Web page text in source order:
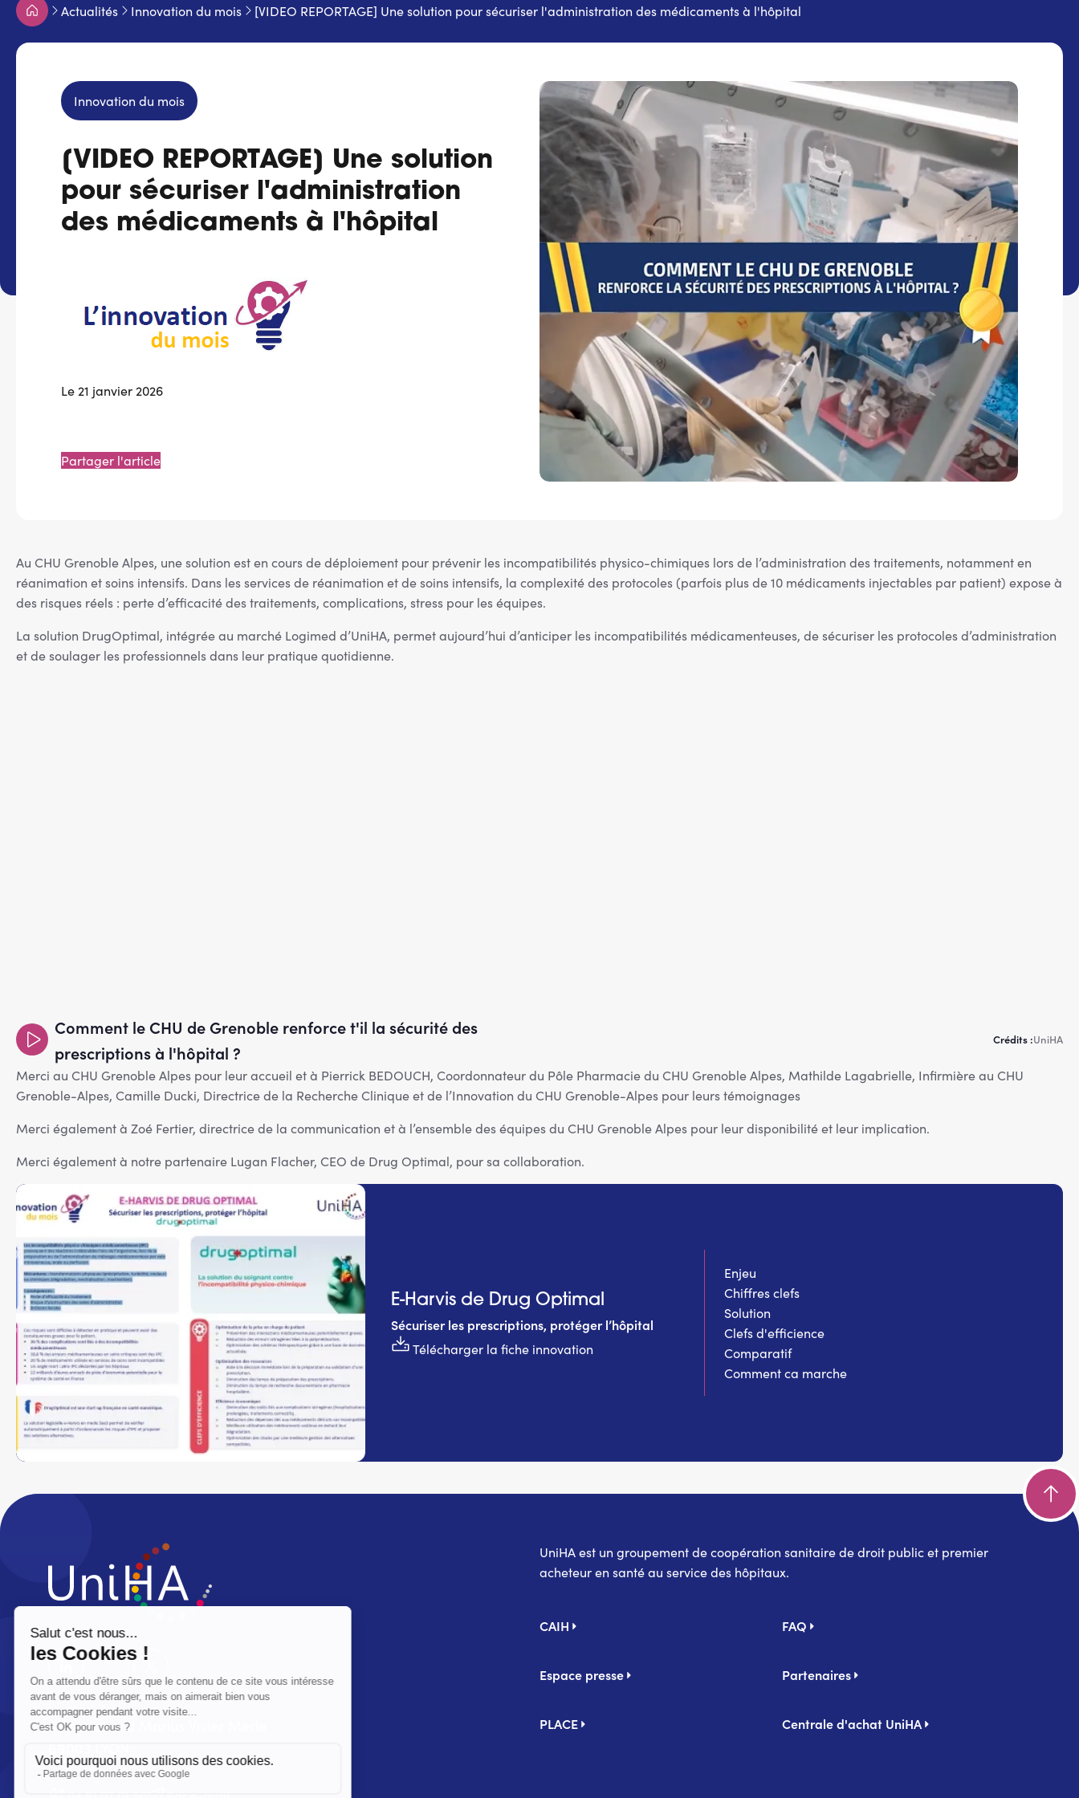
Fil
d'Ariane
Actualités Innovation du mois [VIDEO REPORTAGE] Une solution pour sécuriser l'administration des médicaments à l'hôpital
Innovation du mois
[VIDEO REPORTAGE] Une solution
pour sécuriser l'administration
des médicaments à l'hôpital
Le 21 janvier 2026
Partager l'article
Au CHU Grenoble Alpes, une solution est en cours de déploiement pour prévenir les incompatibilités physico-chimiques lors de l’administration des traitements, notamment en
réanimation et soins intensifs. Dans les services de réanimation et de soins intensifs, la complexité des protocoles (parfois plus de 10 médicaments injectables par patient) expose à
des risques réels : perte d’efficacité des traitements, complications, stress pour les équipes.
La solution DrugOptimal, intégrée au marché Logimed d’UniHA, permet aujourd’hui d’anticiper les incompatibilités médicamenteuses, de sécuriser les protocoles d’administration
et de soulager les professionnels dans leur pratique quotidienne.
Comment le CHU de Grenoble renforce t'il la sécurité des
prescriptions à l'hôpital ?
Crédits :UniHA
Merci au CHU Grenoble Alpes pour leur accueil et à Pierrick BEDOUCH, Coordonnateur du Pôle Pharmacie du CHU Grenoble Alpes, Mathilde Lagabrielle, Infirmière au CHU
Grenoble-Alpes, Camille Ducki, Directrice de la Recherche Clinique et de l’Innovation du CHU Grenoble-Alpes pour leurs témoignages
Merci également à Zoé Fertier, directrice de la communication et à l’ensemble des équipes du CHU Grenoble Alpes pour leur disponibilité et leur implication.
Merci également à notre partenaire Lugan Flacher, CEO de Drug Optimal, pour sa collaboration.
E-Harvis de Drug Optimal
Sécuriser les prescriptions, protéger l’hôpital
Télécharger la fiche innovation
Enjeu
Chiffres clefs
Solution
Clefs d'efficience
Comparatif
Comment ca marche
LinkedIn X
83 boulevard Marius Vivier Merle
UniHA est un groupement de coopération sanitaire de droit public et premier
acheteur en santé au service des hôpitaux.
de
CAIH FAQ
Espace presse Partenaires
PLACE Centrale d'achat UniHA